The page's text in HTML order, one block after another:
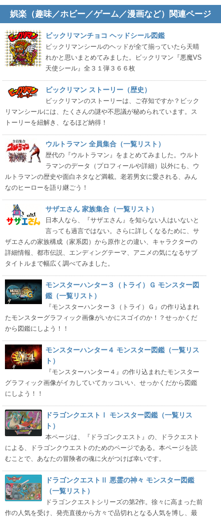
娯楽（趣味／ホビー／ゲーム／漫画など）関連ページ
ビックリマンチョコ ヘッドシール図鑑
ビックリマンシールのヘッドが全て揃っていたら天晴
れかと思いまとめてみました。ビックリマン『悪魔VS
天使シール』全３１弾３６６枚
ビックリマン ストーリー（歴史）
ビックリマンのストーリーは、ご存知ですか？ビック
リマンシールには、たくさんの謎や不思議が秘められています。ス
トーリーを紐解き、なるほど納得！
ウルトラマン 全員集合（一覧リスト）
歴代の『ウルトラマン』をまとめてみました。ウルト
ラマンのデータ（プロフィールや詳細）以外にも、ウ
ルトラマンの歴史や面白ネタなど満載。老若男女に愛される、みん
なのヒーローを語り継ごう！
サザエさん 家族集合（一覧リスト）
日本人なら、『サザエさん』を知らない人はいないと
言っても過言ではない。さらに詳しくなるために、サ
ザエさんの家族構成（家系図）から原作との違い、キャラクターの
詳細情報、都市伝説、エンディングテーマ、アニメの気になるサブ
タイトルまで幅広く調べてみました。
モンスターハンター３（トライ）Ｇ モンスター図
鑑（一覧リスト）
『モンスターハンター３（トライ）Ｇ』の作り込まれ
たモンスターグラフィック画像がいかにスゴイのか！？せっかくだ
から図鑑にしよう！！
モンスターハンター４ モンスター図鑑（一覧リス
ト）
『モンスターハンター４』の作り込まれたモンスター
グラフィック画像がイカしていてカッコいい、せっかくだから図鑑
にしよう！！
ドラゴンクエストⅠ モンスター図鑑（一覧リス
ト）
本ページは、『ドラゴンクエスト』の、ドラクエスト
による、ドラゴンクウエストのためのページである。本ページを読
むことで、あなたの冒険者の魂に火がつけば幸いです。
ドラゴンクエストⅡ 悪霊の神々 モンスター図鑑
（一覧リスト）
ドラゴンクエストシリーズの第2作。徐々に高まった前
作の人気を受け、発売直後から方々で品切れとなる人気を博し、最